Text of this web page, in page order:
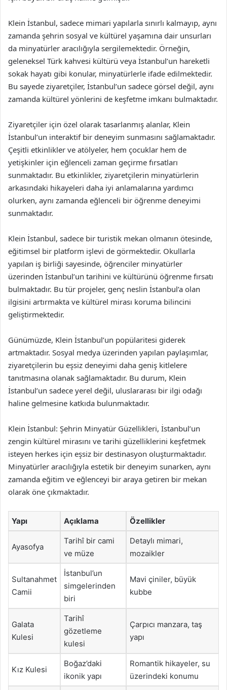
Klein İstanbul, sadece mimari yapılarla sınırlı kalmayıp, aynı
zamanda şehrin sosyal ve kültürel yaşamına dair unsurları
da minyatürler aracılığıyla sergilemektedir. Örneğin,
geleneksel Türk kahvesi kültürü veya İstanbul’un hareketli
sokak hayatı gibi konular, minyatürlerle ifade edilmektedir.
Bu sayede ziyaretçiler, İstanbul’un sadece görsel değil, aynı
zamanda kültürel yönlerini de keşfetme imkanı bulmaktadır.
Ziyaretçiler için özel olarak tasarlanmış alanlar, Klein
İstanbul’un interaktif bir deneyim sunmasını sağlamaktadır.
Çeşitli etkinlikler ve atölyeler, hem çocuklar hem de
yetişkinler için eğlenceli zaman geçirme fırsatları
sunmaktadır. Bu etkinlikler, ziyaretçilerin minyatürlerin
arkasındaki hikayeleri daha iyi anlamalarına yardımcı
olurken, aynı zamanda eğlenceli bir öğrenme deneyimi
sunmaktadır.
Klein İstanbul, sadece bir turistik mekan olmanın ötesinde,
eğitimsel bir platform işlevi de görmektedir. Okullarla
yapılan iş birliği sayesinde, öğrenciler minyatürler
üzerinden İstanbul’un tarihini ve kültürünü öğrenme fırsatı
bulmaktadır. Bu tür projeler, genç neslin İstanbul’a olan
ilgisini artırmakta ve kültürel mirası koruma bilincini
geliştirmektedir.
Günümüzde, Klein İstanbul’un popülaritesi giderek
artmaktadır. Sosyal medya üzerinden yapılan paylaşımlar,
ziyaretçilerin bu eşsiz deneyimi daha geniş kitlelere
tanıtmasına olanak sağlamaktadır. Bu durum, Klein
İstanbul’un sadece yerel değil, uluslararası bir ilgi odağı
haline gelmesine katkıda bulunmaktadır.
Klein İstanbul: Şehrin Minyatür Güzellikleri, İstanbul’un
zengin kültürel mirasını ve tarihi güzelliklerini keşfetmek
isteyen herkes için eşsiz bir destinasyon oluşturmaktadır.
Minyatürler aracılığıyla estetik bir deneyim sunarken, aynı
zamanda eğitim ve eğlenceyi bir araya getiren bir mekan
olarak öne çıkmaktadır.
Yapı Açıklama Özellikler
Ayasofya
Tarihî bir cami
ve müze
Detaylı mimari,
mozaikler
Sultanahmet
Camii
İstanbul’un
simgelerinden
biri
Mavi çiniler, büyük
kubbe
Galata
Kulesi
Tarihî
gözetleme
kulesi
Çarpıcı manzara, taş
yapı
Kız Kulesi
Boğaz’daki
ikonik yapı
Romantik hikayeler, su
üzerindeki konumu